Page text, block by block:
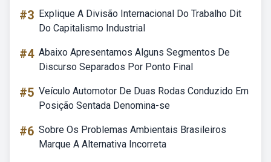
#3 Explique A Divisão Internacional Do Trabalho Dit
Do Capitalismo Industrial
#4 Abaixo Apresentamos Alguns Segmentos De
Discurso Separados Por Ponto Final
#5 Veículo Automotor De Duas Rodas Conduzido Em
Posição Sentada Denomina-se
#6 Sobre Os Problemas Ambientais Brasileiros
Marque A Alternativa Incorreta